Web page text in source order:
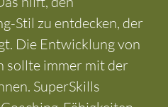
hilft, den
Stil zu entdecken, der
Die Entwicklung von
sollte immer mit der
SuperSkills